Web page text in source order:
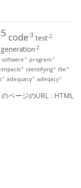
:5 code:3 test:2
generation:2
software:1 program:1
impacts:1 identifying:1 file:1
:1 adequacy:1 adeqacy:1
のページのURL : HTML